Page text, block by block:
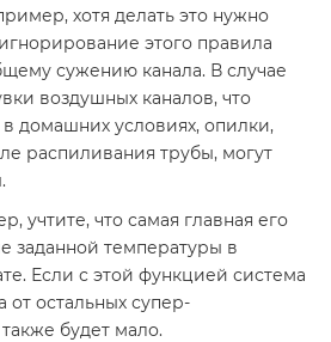
хотя делать это нужно
этого правила
сужению канала. В случае
воздушных каналов, что
домашних условиях, опилки,
распиливания трубы, могут
учтите, что самая главная его
заданной температуры в
Если с этой функцией система
от остальных супер-
будет мало.